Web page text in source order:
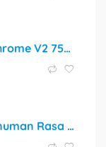
Ajazz AK820 Monochrome V2 75% Mechanical Keyboard Gaming Hotswappable Dengan Gasket Mount
Jagorista Bubuk Minuman Rasa Cokelat 1 Kg Kualitas Premium